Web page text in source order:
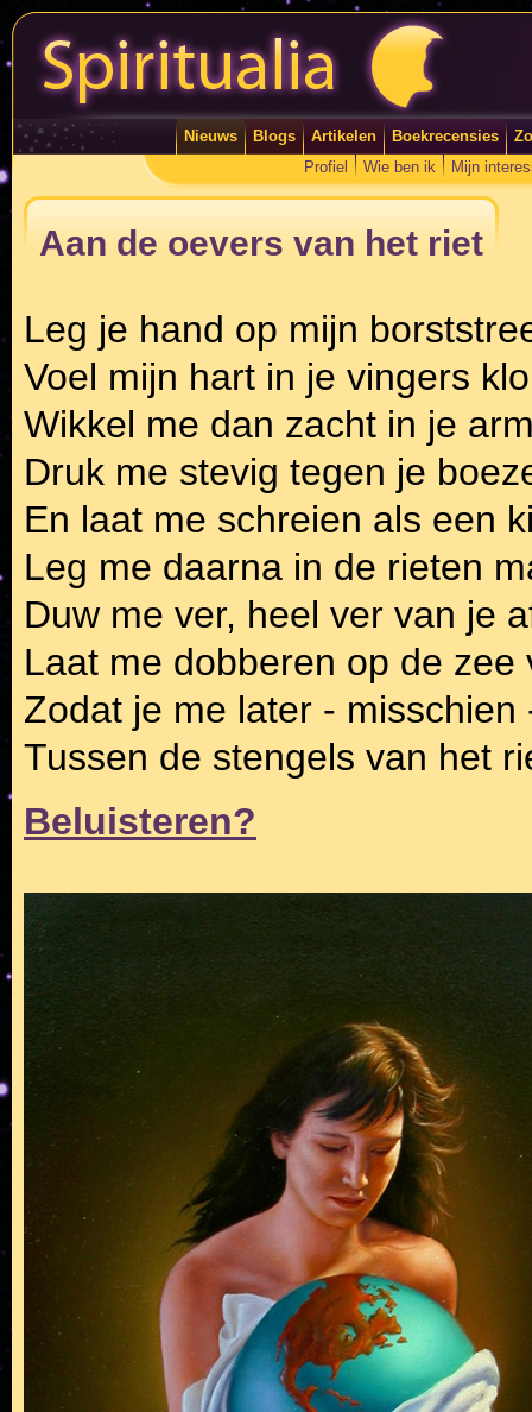
Nieuws Blogs Artikelen Boekrecensies
Profiel
Wie ben ik Mijn
Aan de oevers van het riet
Leg je hand op mijn
Voel mijn hart in je vingers
Wikkel me dan zacht in je
Druk me stevig tegen je
En laat me schreien als een
Leg me daarna in de rieten
Duw me ver, heel ver van je
Laat me dobberen op de zee
Zodat je me later -
Tussen de stengels van het
Beluisteren?